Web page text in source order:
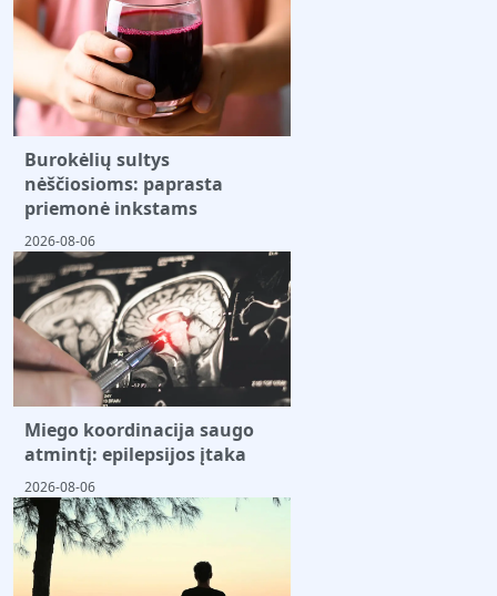
Burokėlių sultys
nėščiosioms: paprasta
priemonė inkstams
2026-08-06
Miego koordinacija saugo
atmintį: epilepsijos įtaka
2026-08-06